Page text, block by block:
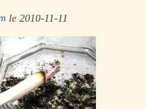
le 2010-11-11